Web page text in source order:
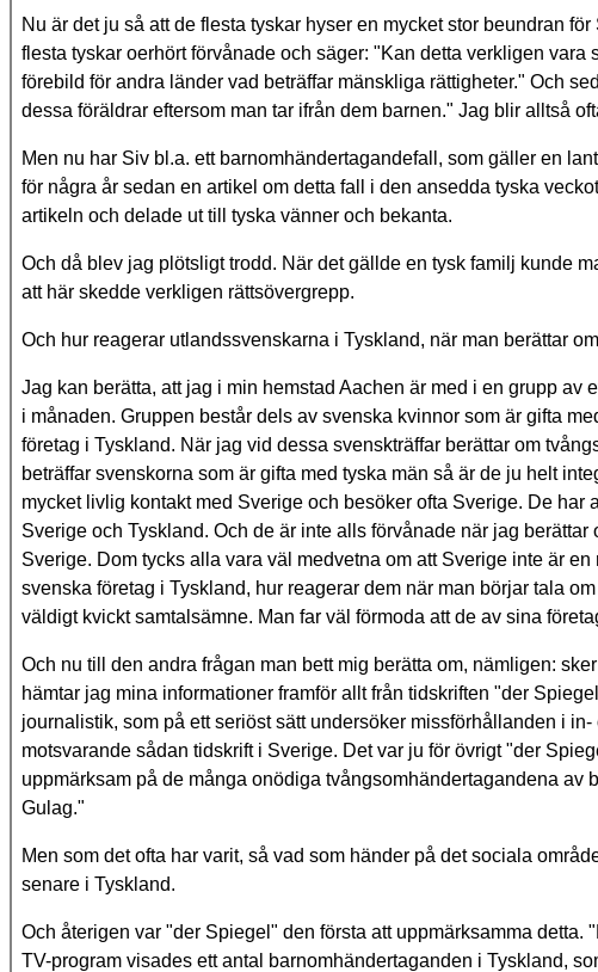
Nu är det ju så att de flesta tyskar hyser en mycket stor beundran
flesta tyskar oerhört förvånade och säger: "Kan detta verkligen
förebild för andra länder vad beträffar mänskliga rättigheter." Och
dessa föräldrar eftersom man tar ifrån dem barnen." Jag blir alltså
Men nu har Siv bl.a. ett barnomhändertagandefall, som gäller en
för några år sedan en artikel om detta fall i den ansedda tyska
artikeln och delade ut till tyska vänner och bekanta.
Och då blev jag plötsligt trodd. När det gällde en tysk familj kunde
att här skedde verkligen rättsövergrepp.
Och hur reagerar utlandssvenskarna i Tyskland, när man berättar
Jag kan berätta, att jag i min hemstad Aachen är med i en grupp
i månaden. Gruppen består dels av svenska kvinnor som är gifta
företag i Tyskland. När jag vid dessa svenskträffar berättar om
beträffar svenskorna som är gifta med tyska män så är de ju helt
mycket livlig kontakt med Sverige och besöker ofta Sverige. De
Sverige och Tyskland. Och de är inte alls förvånade när jag
Sverige. Dom tycks alla vara väl medvetna om att Sverige inte är
svenska företag i Tyskland, hur reagerar dem när man börjar tala
väldigt kvickt samtalsämne. Man far väl förmoda att de av sina
Och nu till den andra frågan man bett mig berätta om, nämligen:
hämtar jag mina informationer framför allt från tidskriften "der
journalistik, som på ett seriöst sätt undersöker missförhållanden i
motsvarande sådan tidskrift i Sverige. Det var ju för övrigt "der
uppmärksam på de många onödiga tvångsomhändertagandena
Gulag."
Men som det ofta har varit, så vad som händer på det sociala
senare i Tyskland.
Och återigen var "der Spiegel" den första att uppmärksamma
TV-program visades ett antal barnomhändertaganden i Tyskland,